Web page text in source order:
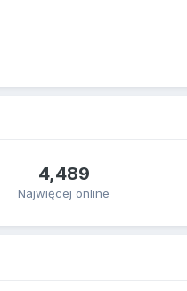
4,489
Najwięcej online